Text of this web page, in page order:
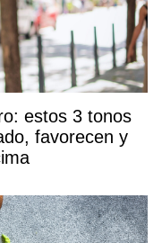
estos 3 tonos
favorecen y